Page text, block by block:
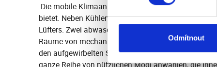
Odmítnout
Die mobile Klimaanlage ist auch dadurch
bietet. Neben Kühlen und Entfeuchten bietet sie
Lüfters. Zwei abwaschbare Filter, über die die
Räume von mechanischen Verunreinigungen in
den aufgewirbelten Staub. Auf einer übersichtlichen
ganze Reihe von nützlichen Modi anwählen, die